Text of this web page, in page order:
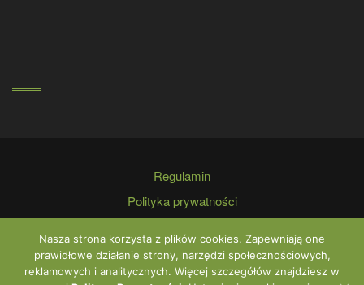
Regulamin
Polityka prywatności
Nasza strona korzysta z plików cookies. Zapewniają one
prawidłowe działanie strony, narzędzi społecznościowych,
reklamowych i analitycznych. Więcej szczegółów znajdziesz w